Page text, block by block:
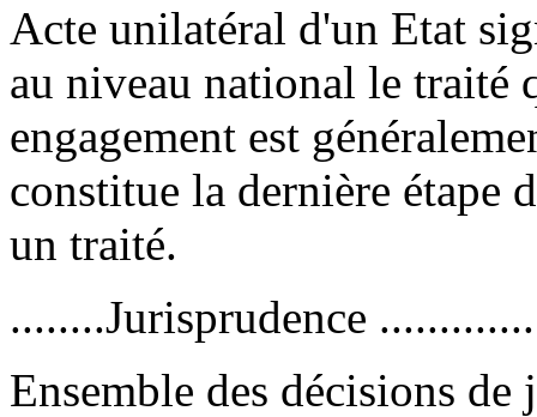
Acte unilatéral d'un Etat
au niveau national le traité
engagement est
constitue la dernière étape
un traité.
........Jurisprudence
Ensemble des décisions